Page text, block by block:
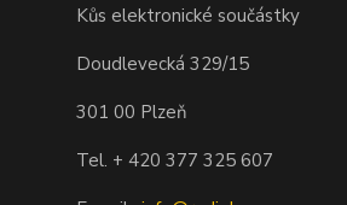
Kůs elektronické součástky
Doudlevecká 329/15
301 00 Plzeň
Tel. + 420 377 325 607